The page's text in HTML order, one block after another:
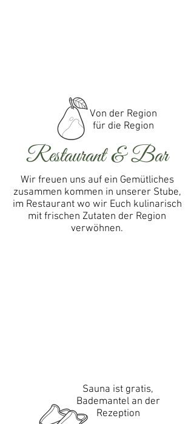
Restaurant & Bar
Von der Region
für die Region
Wir freuen uns auf ein Gemütliches
zusammen kommen in unserer Stube,
im Restaurant wo wir Euch kulinarisch
mit frischen Zutaten der Region
verwöhnen.
Sauna ist gratis,
Bademantel an der
Rezeption